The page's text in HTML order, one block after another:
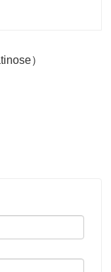
）